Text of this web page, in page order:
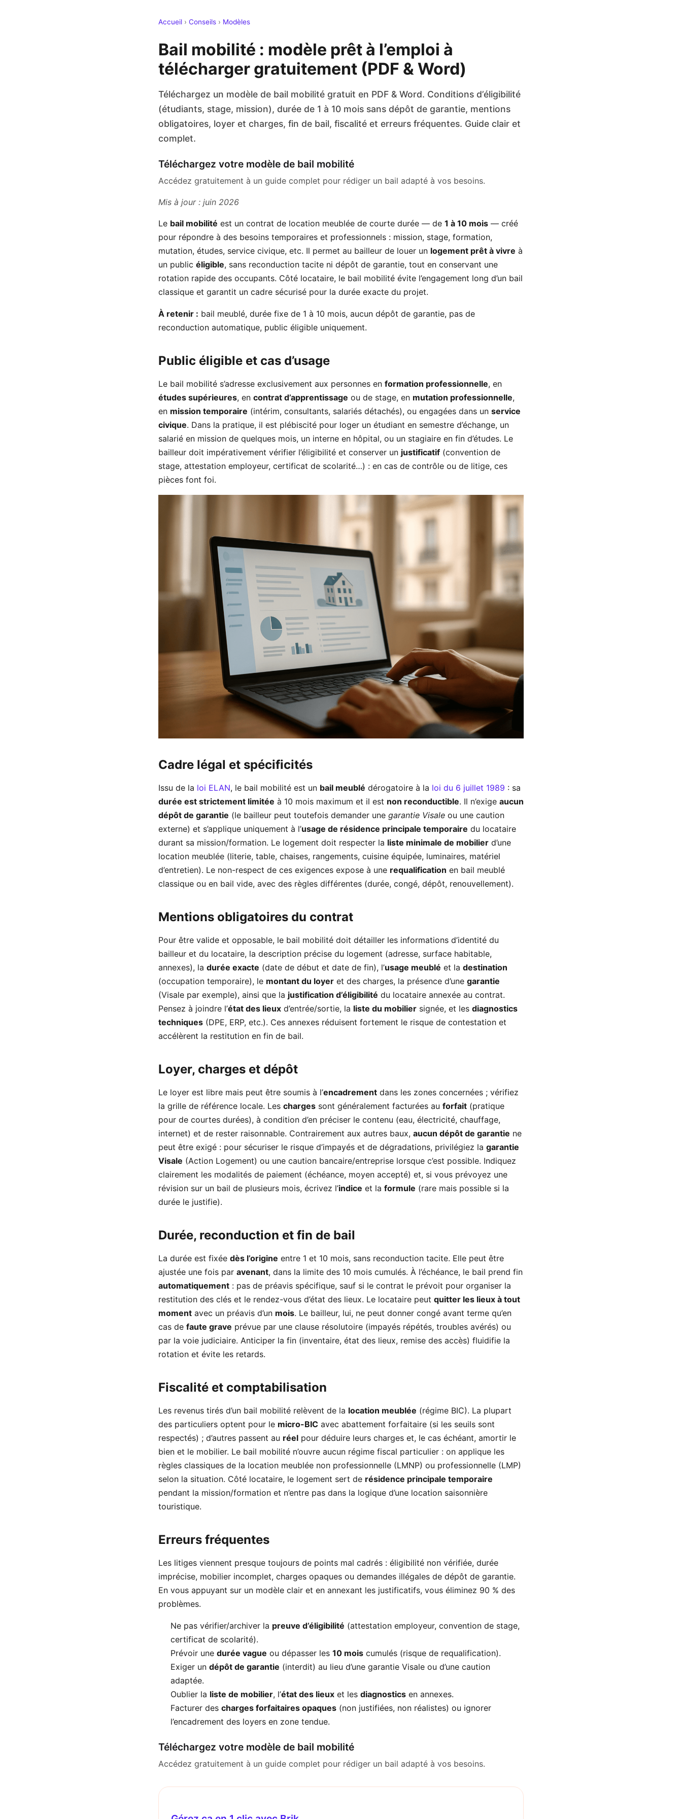
Accueil › Conseils › Modèles
Bail mobilité : modèle prêt à l’emploi à
télécharger gratuitement (PDF & Word)
Téléchargez un modèle de bail mobilité gratuit en PDF & Word. Conditions d’éligibilité
(étudiants, stage, mission), durée de 1 à 10 mois sans dépôt de garantie, mentions
obligatoires, loyer et charges, fin de bail, fiscalité et erreurs fréquentes. Guide clair et
complet.
Téléchargez votre modèle de bail mobilité
Accédez gratuitement à un guide complet pour rédiger un bail adapté à vos besoins.
Mis à jour : juin 2026
Le bail mobilité est un contrat de location meublée de courte durée — de 1 à 10 mois — créé
pour répondre à des besoins temporaires et professionnels : mission, stage, formation,
mutation, études, service civique, etc. Il permet au bailleur de louer un logement prêt à vivre à
un public éligible, sans reconduction tacite ni dépôt de garantie, tout en conservant une
rotation rapide des occupants. Côté locataire, le bail mobilité évite l’engagement long d’un bail
classique et garantit un cadre sécurisé pour la durée exacte du projet.
À retenir : bail meublé, durée fixe de 1 à 10 mois, aucun dépôt de garantie, pas de
reconduction automatique, public éligible uniquement.
Public éligible et cas d’usage
Le bail mobilité s’adresse exclusivement aux personnes en formation professionnelle, en
études supérieures, en contrat d’apprentissage ou de stage, en mutation professionnelle,
en mission temporaire (intérim, consultants, salariés détachés), ou engagées dans un service
civique. Dans la pratique, il est plébiscité pour loger un étudiant en semestre d’échange, un
salarié en mission de quelques mois, un interne en hôpital, ou un stagiaire en fin d’études. Le
bailleur doit impérativement vérifier l’éligibilité et conserver un justificatif (convention de
stage, attestation employeur, certificat de scolarité…) : en cas de contrôle ou de litige, ces
pièces font foi.
Cadre légal et spécificités
Issu de la loi ELAN, le bail mobilité est un bail meublé dérogatoire à la loi du 6 juillet 1989 : sa
durée est strictement limitée à 10 mois maximum et il est non reconductible. Il n’exige aucun
dépôt de garantie (le bailleur peut toutefois demander une garantie Visale ou une caution
externe) et s’applique uniquement à l’usage de résidence principale temporaire du locataire
durant sa mission/formation. Le logement doit respecter la liste minimale de mobilier d’une
location meublée (literie, table, chaises, rangements, cuisine équipée, luminaires, matériel
d’entretien). Le non-respect de ces exigences expose à une requalification en bail meublé
classique ou en bail vide, avec des règles différentes (durée, congé, dépôt, renouvellement).
Mentions obligatoires du contrat
Pour être valide et opposable, le bail mobilité doit détailler les informations d’identité du
bailleur et du locataire, la description précise du logement (adresse, surface habitable,
annexes), la durée exacte (date de début et date de fin), l’usage meublé et la destination
(occupation temporaire), le montant du loyer et des charges, la présence d’une garantie
(Visale par exemple), ainsi que la justification d’éligibilité du locataire annexée au contrat.
Pensez à joindre l’état des lieux d’entrée/sortie, la liste du mobilier signée, et les diagnostics
techniques (DPE, ERP, etc.). Ces annexes réduisent fortement le risque de contestation et
accélèrent la restitution en fin de bail.
Loyer, charges et dépôt
Le loyer est libre mais peut être soumis à l’encadrement dans les zones concernées ; vérifiez
la grille de référence locale. Les charges sont généralement facturées au forfait (pratique
pour de courtes durées), à condition d’en préciser le contenu (eau, électricité, chauffage,
internet) et de rester raisonnable. Contrairement aux autres baux, aucun dépôt de garantie ne
peut être exigé : pour sécuriser le risque d’impayés et de dégradations, privilégiez la garantie
Visale (Action Logement) ou une caution bancaire/entreprise lorsque c’est possible. Indiquez
clairement les modalités de paiement (échéance, moyen accepté) et, si vous prévoyez une
révision sur un bail de plusieurs mois, écrivez l’indice et la formule (rare mais possible si la
durée le justifie).
Durée, reconduction et fin de bail
La durée est fixée dès l’origine entre 1 et 10 mois, sans reconduction tacite. Elle peut être
ajustée une fois par avenant, dans la limite des 10 mois cumulés. À l’échéance, le bail prend fin
automatiquement : pas de préavis spécifique, sauf si le contrat le prévoit pour organiser la
restitution des clés et le rendez-vous d’état des lieux. Le locataire peut quitter les lieux à tout
moment avec un préavis d’un mois. Le bailleur, lui, ne peut donner congé avant terme qu’en
cas de faute grave prévue par une clause résolutoire (impayés répétés, troubles avérés) ou
par la voie judiciaire. Anticiper la fin (inventaire, état des lieux, remise des accès) fluidifie la
rotation et évite les retards.
Fiscalité et comptabilisation
Les revenus tirés d’un bail mobilité relèvent de la location meublée (régime BIC). La plupart
des particuliers optent pour le micro-BIC avec abattement forfaitaire (si les seuils sont
respectés) ; d’autres passent au réel pour déduire leurs charges et, le cas échéant, amortir le
bien et le mobilier. Le bail mobilité n’ouvre aucun régime fiscal particulier : on applique les
règles classiques de la location meublée non professionnelle (LMNP) ou professionnelle (LMP)
selon la situation. Côté locataire, le logement sert de résidence principale temporaire
pendant la mission/formation et n’entre pas dans la logique d’une location saisonnière
touristique.
Erreurs fréquentes
Les litiges viennent presque toujours de points mal cadrés : éligibilité non vérifiée, durée
imprécise, mobilier incomplet, charges opaques ou demandes illégales de dépôt de garantie.
En vous appuyant sur un modèle clair et en annexant les justificatifs, vous éliminez 90 % des
problèmes.
Ne pas vérifier/archiver la preuve d’éligibilité (attestation employeur, convention de stage,
certificat de scolarité).
Prévoir une durée vague ou dépasser les 10 mois cumulés (risque de requalification).
Exiger un dépôt de garantie (interdit) au lieu d’une garantie Visale ou d’une caution
adaptée.
Oublier la liste de mobilier, l’état des lieux et les diagnostics en annexes.
Facturer des charges forfaitaires opaques (non justifiées, non réalistes) ou ignorer
l’encadrement des loyers en zone tendue.
Téléchargez votre modèle de bail mobilité
Accédez gratuitement à un guide complet pour rédiger un bail adapté à vos besoins.